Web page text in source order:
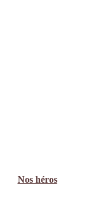
Nos héros